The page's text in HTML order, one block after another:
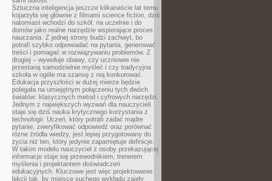
Sztuczna inteligencja jeszcze kilkanaście lat temu
kojarzyła się głównie z filmami science fiction, dziś
natomiast wchodzi do szkół, na uczelnie i do
domów jako realne narzędzie wspierające proces
nauczania. Z jednej strony budzi zachwyt, bo
potrafi szybko odpowiadać na pytania, generować
treści i pomagać w rozwiązywaniu problemów. Z
drugiej – wywołuje obawy, czy uczniowie nie
przestaną samodzielnie myśleć i czy tradycyjna
szkoła w ogóle ma szansę z nią konkurować.
Edukacja przyszłości w dużej mierze będzie
polegała na umiejętnym połączeniu tych dwóch
światów: klasycznych metod i cyfrowych narzędzi.
Jednym z największych wyzwań dla nauczycieli
staje się dziś nauka krytycznego korzystania z
technologii. Uczeń, który potrafi zadać mądre
pytanie, zweryfikować odpowiedź oraz porównać
różne źródła wiedzy, jest lepiej przygotowany do
życia niż ten, który jedynie zapamiętuje definicje.
W takim modelu nauczyciel z osoby przekazującej
informacje staje się przewodnikiem, trenerem
myślenia i projektantem doświadczeń
edukacyjnych. Kluczowe jest więc projektowanie
lekcji tak, by miejsce suchego wykładu zajęły